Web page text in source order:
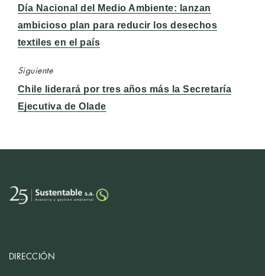
Entrada
anterior:
Día Nacional del Medio Ambiente: lanzan
ambicioso plan para reducir los desechos
textiles en el país
Siguiente
Entrada
siguiente:
Chile liderará por tres años más la Secretaría
Ejecutiva de Olade
DIRECCIÓN